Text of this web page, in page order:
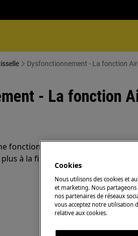
Dysfonctionnement - La fonction
- La fonction
fonctionne plus.
à la fin du programme.
Cookies
Nous utilisons des cookies et
et marketing. Nous
nos partenaires de réseaux
vous acceptez notre utilisation
relative aux cookies.